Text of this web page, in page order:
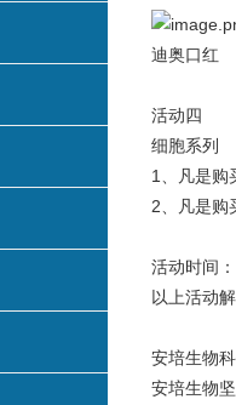
迪奥口红
活动四
细胞系列
1、凡是购
2、凡是购
活动时间
以上活动
安培生物
安培生物